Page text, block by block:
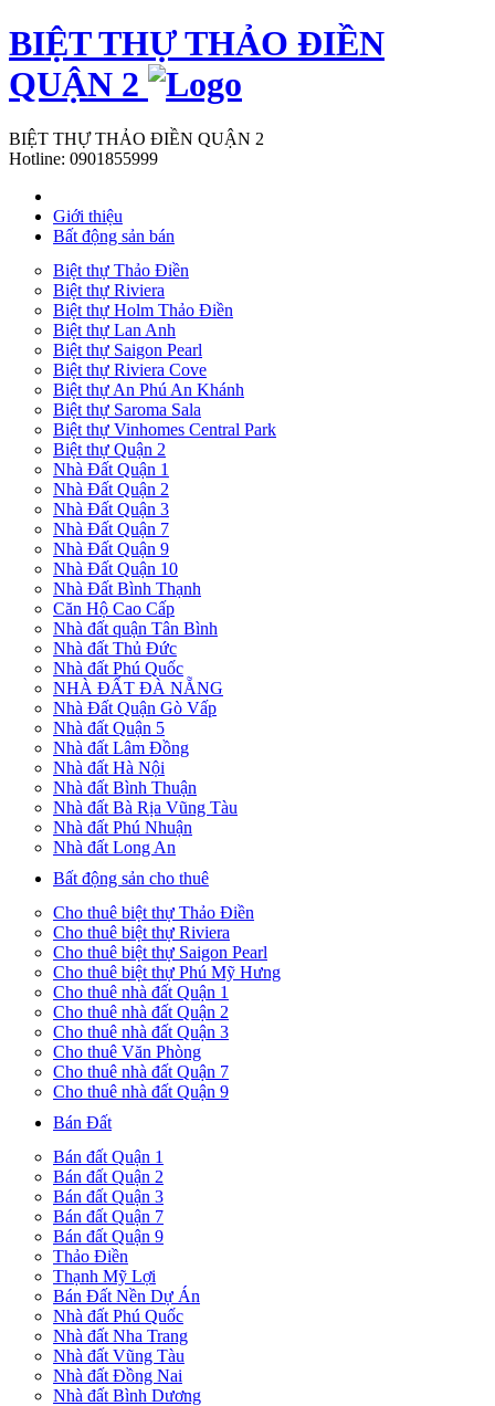
BIỆT THỰ THẢO ĐIỀN
QUẬN 2
BIỆT THỰ THẢO ĐIỀN QUẬN 2
Hotline: 0901855999
Giới thiệu
Bất động sản bán
Biệt thự Thảo Điền
Biệt thự Riviera
Biệt thự Holm Thảo Điền
Biệt thự Lan Anh
Biệt thự Saigon Pearl
Biệt thự Riviera Cove
Biệt thự An Phú An Khánh
Biệt thự Saroma Sala
Biệt thự Vinhomes Central Park
Biệt thự Quận 2
Nhà Đất Quận 1
Nhà Đất Quận 2
Nhà Đất Quận 3
Nhà Đất Quận 7
Nhà Đất Quận 9
Nhà Đất Quận 10
Nhà Đất Bình Thạnh
Căn Hộ Cao Cấp
Nhà đất quận Tân Bình
Nhà đất Thủ Đức
Nhà đất Phú Quốc
NHÀ ĐẤT ĐÀ NẴNG
Nhà Đất Quận Gò Vấp
Nhà đất Quận 5
Nhà đất Lâm Đồng
Nhà đất Hà Nội
Nhà đất Bình Thuận
Nhà đất Bà Rịa Vũng Tàu
Nhà đất Phú Nhuận
Nhà đất Long An
Bất động sản cho thuê
Cho thuê biệt thự Thảo Điền
Cho thuê biệt thự Riviera
Cho thuê biệt thự Saigon Pearl
Cho thuê biệt thự Phú Mỹ Hưng
Cho thuê nhà đất Quận 1
Cho thuê nhà đất Quận 2
Cho thuê nhà đất Quận 3
Cho thuê Văn Phòng
Cho thuê nhà đất Quận 7
Cho thuê nhà đất Quận 9
Bán Đất
Bán đất Quận 1
Bán đất Quận 2
Bán đất Quận 3
Bán đất Quận 7
Bán đất Quận 9
Thảo Điền
Thạnh Mỹ Lợi
Bán Đất Nền Dự Án
Nhà đất Phú Quốc
Nhà đất Nha Trang
Nhà đất Vũng Tàu
Nhà đất Đồng Nai
Nhà đất Bình Dương